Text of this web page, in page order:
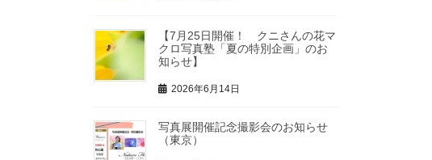
【7月25日開催！ クニさんの花マ
クロ写真塾「夏の特別企画」のお
知らせ】
2026年6月14日
写真展開催記念撮影会のお知らせ
（東京）